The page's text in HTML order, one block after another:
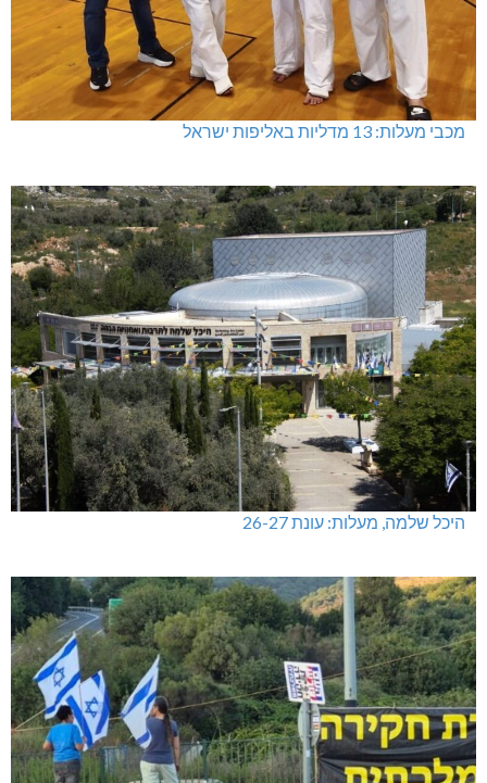
מכבי מעלות: 13 מדליות באליפות ישראל
היכל שלמה, מעלות: עונת 26-27